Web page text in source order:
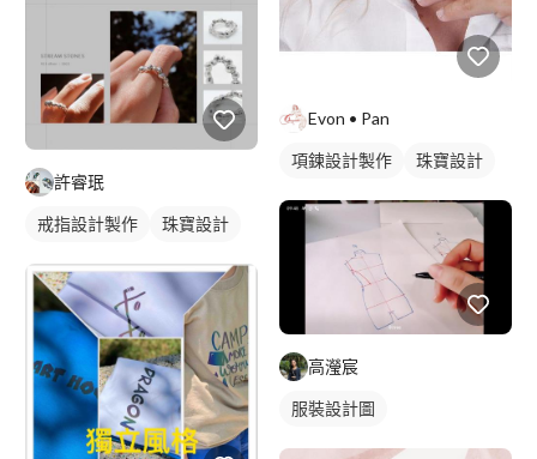
許睿珉
戒指設計製作 珠寶設計
Evon • Pan
項鍊設計製作 珠寶設計
高瀅宸
服裝設計圖